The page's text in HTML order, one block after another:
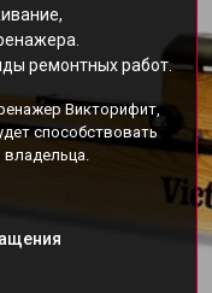
ремонтных работ.
Викторифит,
способствовать